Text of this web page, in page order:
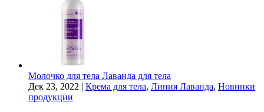
Молочко для тела Лаванда для тела
Дек 23, 2022 | Крема для тела, Линия Лаванда, Новинки
продукции